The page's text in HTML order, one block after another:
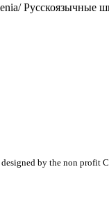
by the non profit